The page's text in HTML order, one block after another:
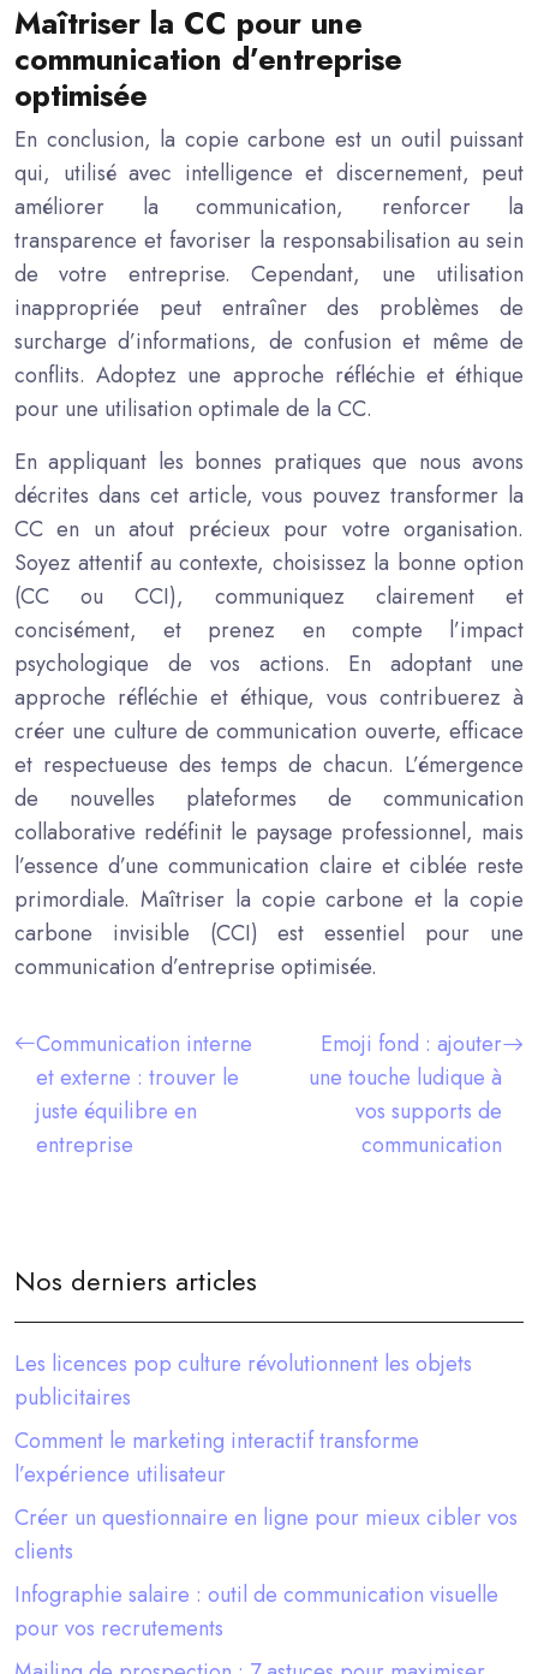
Maîtriser la CC pour une
communication d’entreprise
optimisée
En conclusion, la copie carbone est un outil puissant
qui, utilisé avec intelligence et discernement, peut
améliorer la communication, renforcer la
transparence et favoriser la responsabilisation au sein
de votre entreprise. Cependant, une utilisation
inappropriée peut entraîner des problèmes de
surcharge d’informations, de confusion et même de
conflits. Adoptez une approche réfléchie et éthique
pour une utilisation optimale de la CC.
En appliquant les bonnes pratiques que nous avons
décrites dans cet article, vous pouvez transformer la
CC en un atout précieux pour votre organisation.
Soyez attentif au contexte, choisissez la bonne option
(CC ou CCI), communiquez clairement et
concisément, et prenez en compte l’impact
psychologique de vos actions. En adoptant une
approche réfléchie et éthique, vous contribuerez à
créer une culture de communication ouverte, efficace
et respectueuse des temps de chacun. L’émergence
de nouvelles plateformes de communication
collaborative redéfinit le paysage professionnel, mais
l’essence d’une communication claire et ciblée reste
primordiale. Maîtriser la copie carbone et la copie
carbone invisible (CCI) est essentiel pour une
communication d’entreprise optimisée.
Communication interne
et externe : trouver le
juste équilibre en
entreprise
Emoji fond : ajouter
une touche ludique à
vos supports de
communication
Nos derniers articles
Les licences pop culture révolutionnent les objets
publicitaires
Comment le marketing interactif transforme
l’expérience utilisateur
Créer un questionnaire en ligne pour mieux cibler vos
clients
Infographie salaire : outil de communication visuelle
pour vos recrutements